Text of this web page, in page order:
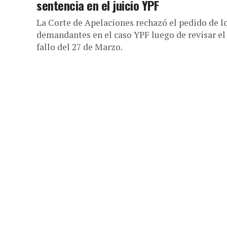
sentencia en el juicio YPF
La Corte de Apelaciones rechazó el pedido de
demandantes en el caso YPF luego de revisar el
fallo del 27 de Marzo.